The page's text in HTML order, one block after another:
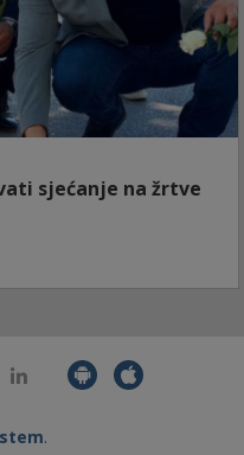
sjećanje na žrtve
.